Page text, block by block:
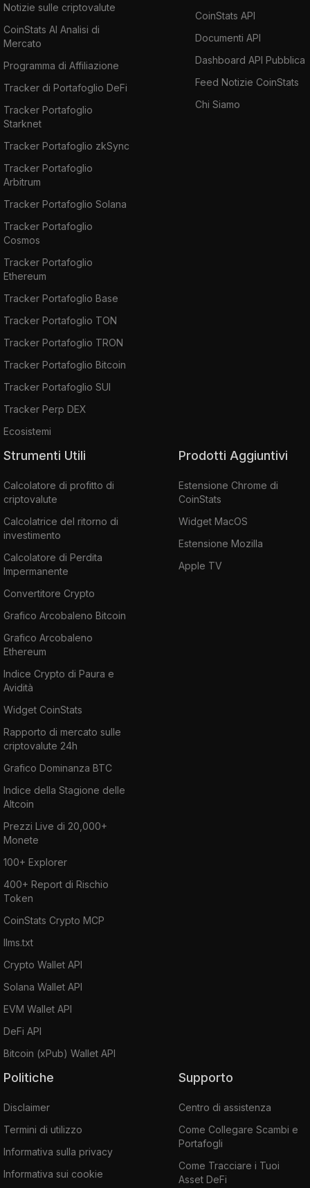
Notizie sulle criptovalute
CoinStats AI Analisi di
Mercato
Programma di Affiliazione
Tracker di Portafoglio DeFi
Tracker Portafoglio
Starknet
Tracker Portafoglio zkSync
Tracker Portafoglio
Arbitrum
Tracker Portafoglio Solana
Tracker Portafoglio
Cosmos
Tracker Portafoglio
Ethereum
Tracker Portafoglio Base
Tracker Portafoglio TON
Tracker Portafoglio TRON
Tracker Portafoglio Bitcoin
Tracker Portafoglio SUI
Tracker Perp DEX
Ecosistemi
CoinStats API
Documenti API
Dashboard API Pubblica
Feed Notizie CoinStats
Chi Siamo
Strumenti Utili
Calcolatore di profitto di
criptovalute
Calcolatrice del ritorno di
investimento
Calcolatore di Perdita
Impermanente
Convertitore Crypto
Grafico Arcobaleno Bitcoin
Grafico Arcobaleno
Ethereum
Indice Crypto di Paura e
Avidità
Widget CoinStats
Rapporto di mercato sulle
criptovalute 24h
Grafico Dominanza BTC
Indice della Stagione delle
Altcoin
Prezzi Live di 20,000+
Monete
100+ Explorer
400+ Report di Rischio
Token
CoinStats Crypto MCP
llms.txt
Crypto Wallet API
Solana Wallet API
EVM Wallet API
DeFi API
Bitcoin (xPub) Wallet API
Prodotti Aggiuntivi
Estensione Chrome di
CoinStats
Widget MacOS
Estensione Mozilla
Apple TV
Politiche
Disclaimer
Termini di utilizzo
Informativa sulla privacy
Informativa sui cookie
Supporto
Centro di assistenza
Come Collegare Scambi e
Portafogli
Come Tracciare i Tuoi
Asset DeFi